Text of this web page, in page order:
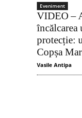
Eveniment
VIDEO –
protecție:
Copșa
Vasile Antipa